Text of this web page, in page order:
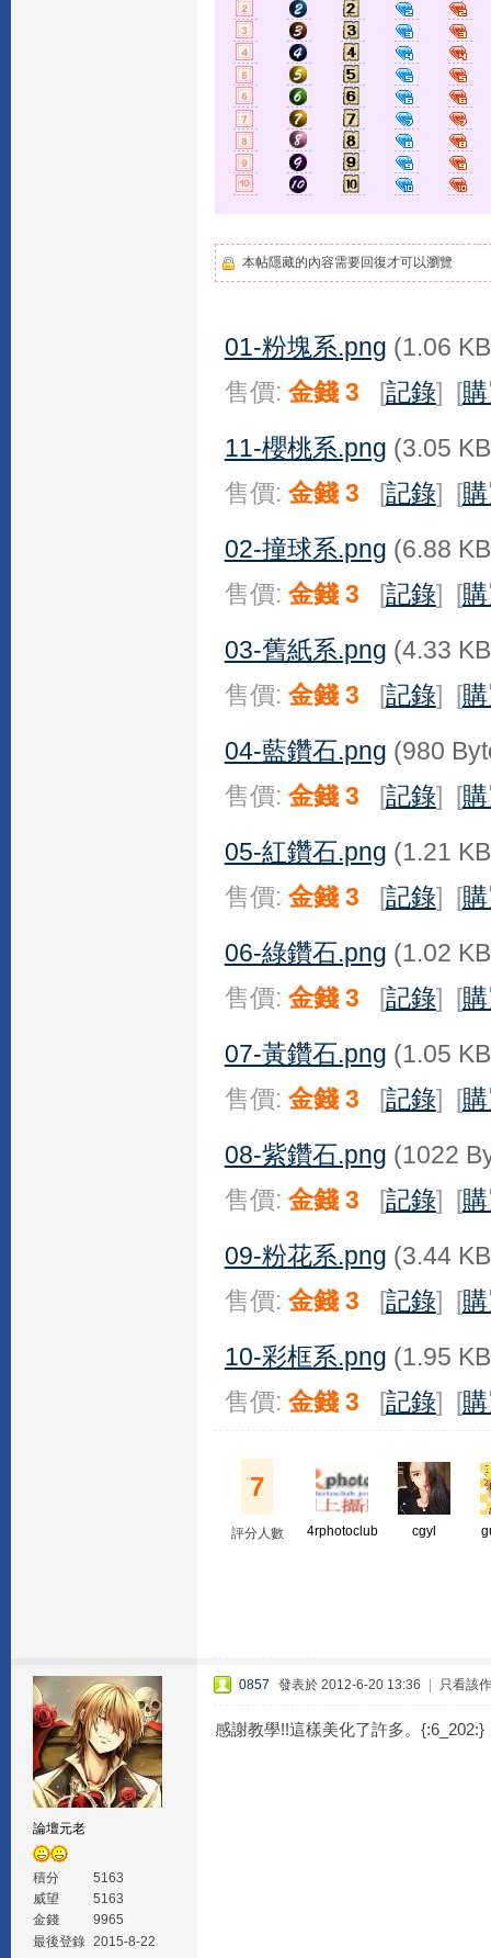
本帖隱藏的內容需要回復才可以瀏覽
01-粉塊系.png (1.06
售價: 金錢 3 [記錄] [
11-櫻桃系.png (3.05
售價: 金錢 3 [記錄] [
02-撞球系.png (6.88
售價: 金錢 3 [記錄] [
03-舊紙系.png (4.33
售價: 金錢 3 [記錄] [
04-藍鑽石.png (980
售價: 金錢 3 [記錄] [
05-紅鑽石.png (1.21
售價: 金錢 3 [記錄] [
06-綠鑽石.png (1.02
售價: 金錢 3 [記錄] [
07-黃鑽石.png (1.05
售價: 金錢 3 [記錄] [
08-紫鑽石.png (1022
售價: 金錢 3 [記錄] [
09-粉花系.png (3.44
售價: 金錢 3 [記錄] [
10-彩框系.png (1.95
售價: 金錢 3 [記錄] [
7
評分人數 4rphotoclub cgyl
論壇元老
積分
5163
威望
5163
金錢
9965
最後登錄 2015-8-22
0857 發表於 2012-6-20 13:36 只看該
感謝教學!!這樣美化了許多。{:6_202:}